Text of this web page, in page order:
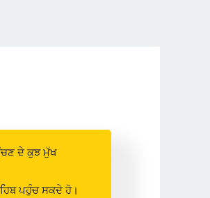
ਦੇ ਕੁਝ ਮੁੱਖ
ਪਹੁੰਚ ਸਕਦੇ ਹੋ।